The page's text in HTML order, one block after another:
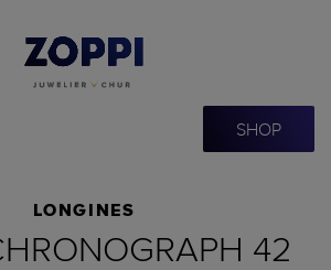
SHOP
LONGINES
42